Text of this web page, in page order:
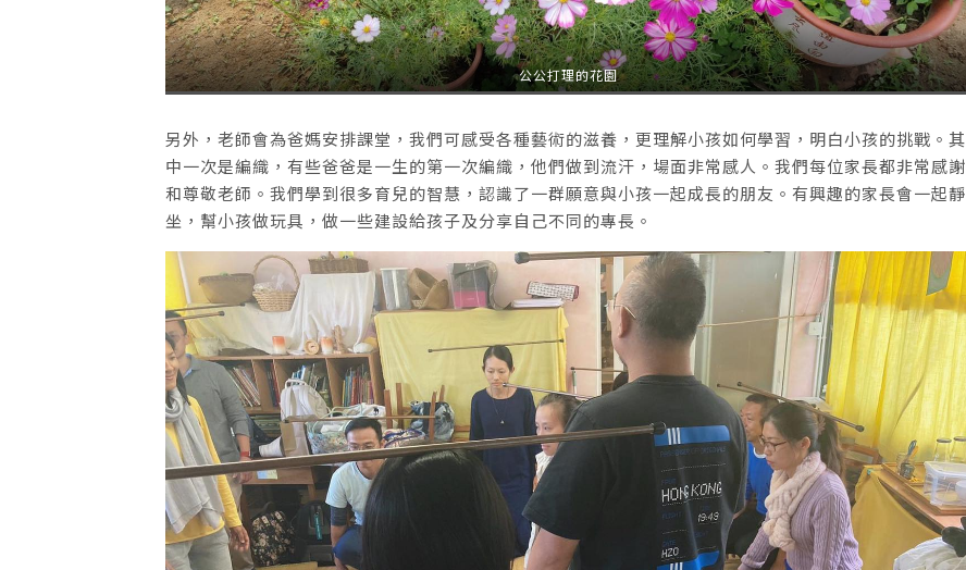
公公打理的花園
另外，老師會為爸媽安排課堂，我們可感受各種藝術的滋養，更理解小孩如何學習，明白小孩的挑戰。其
中一次是編織，有些爸爸是一生的第一次編織，他們做到流汗，場面非常感人。我們每位家長都非常感謝
和尊敬老師。我們學到很多育兒的智慧，認識了一群願意與小孩一起成長的朋友。有興趣的家長會一起靜
坐，幫小孩做玩具，做一些建設給孩子及分享自己不同的專長。